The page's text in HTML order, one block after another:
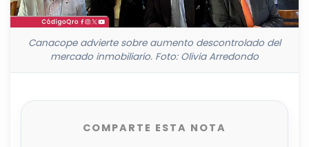
Canacope advierte sobre aumento descontrolado del
mercado inmobiliario. Foto: Olivia Arredondo
COMPARTE ESTA NOTA